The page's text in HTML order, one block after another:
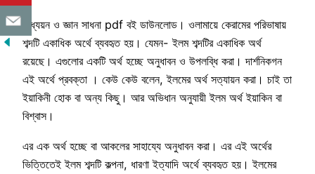
অধ্যয়ন ও জ্ঞান সাধনা pdf বই ডাউনলোড। ওলামায়ে কেরামের পরিভাষায়
শব্দটি একাধিক অর্থে ব্যবহৃত হয়। যেমন- ইলম শব্দটির একাধিক অর্থ
রয়েছে। এগুলোর একটি অর্থ হচ্ছে অনুধাবন ও উপলব্ধি করা। দার্শনিকগন
এই অর্থে প্রবক্তা । কেউ কেউ বলেন, ইলমের অর্থ সত্যায়ন করা। চাই তা
ইয়াকিনী হোক বা অন্য কিছু। আর অভিধান অনুযায়ী ইলম অর্থ ইয়াকিন বা
বিশ্বাস।
এর এক অর্থ হচ্ছে বা আকলের সাহায্যে অনুধাবন করা। এর এই অর্থের
ভিত্তিতেই ইলম শব্দটি কল্পনা, ধারণা ইত্যাদি অর্থে ব্যবহৃত হয়। ইলমের